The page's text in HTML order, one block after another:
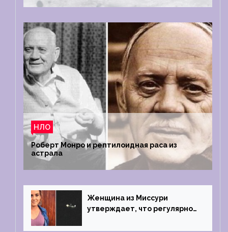
НЛО
Роберт Монро и рептилоидная раса из
астрала
Женщина из Миссури
утверждает, что регулярно
инопланетянами